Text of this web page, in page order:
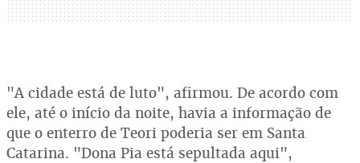
"A cidade está de luto", afirmou. De acordo com
ele, até o início da noite, havia a informação de
que o enterro de Teori poderia ser em Santa
Catarina. "Dona Pia está sepultada aqui",